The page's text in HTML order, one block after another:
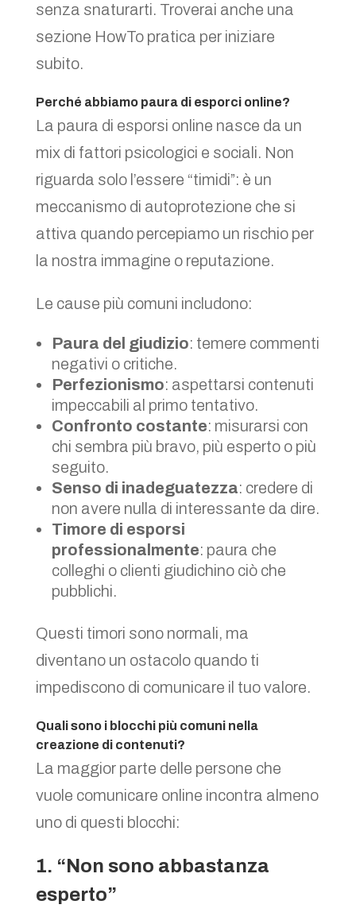
senza snaturarti. Troverai anche una
sezione HowTo pratica per iniziare
subito.
Perché abbiamo paura di esporci online?
La paura di esporsi online nasce da un
mix di fattori psicologici e sociali. Non
riguarda solo l’essere “timidi”: è un
meccanismo di autoprotezione che si
attiva quando percepiamo un rischio per
la nostra immagine o reputazione.
Le cause più comuni includono:
Paura del giudizio: temere commenti
negativi o critiche.
Perfezionismo: aspettarsi contenuti
impeccabili al primo tentativo.
Confronto costante: misurarsi con
chi sembra più bravo, più esperto o più
seguito.
Senso di inadeguatezza: credere di
non avere nulla di interessante da dire.
Timore di esporsi
professionalmente: paura che
colleghi o clienti giudichino ciò che
pubblichi.
Questi timori sono normali, ma
diventano un ostacolo quando ti
impediscono di comunicare il tuo valore.
Quali sono i blocchi più comuni nella
creazione di contenuti?
La maggior parte delle persone che
vuole comunicare online incontra almeno
uno di questi blocchi:
1. “Non sono abbastanza
esperto”